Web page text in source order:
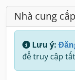
Nhà cung cấp
Lưu ý:
để truy cập